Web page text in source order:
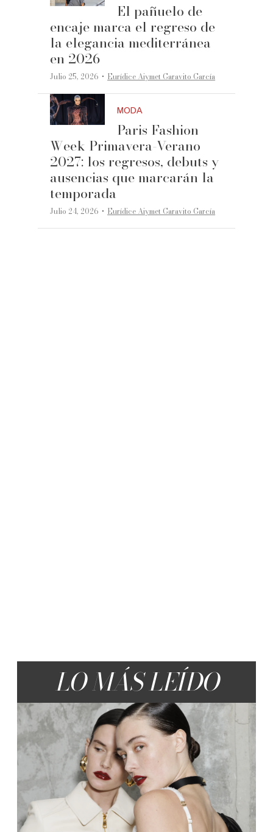
El pañuelo de
encaje marca el regreso de
la elegancia mediterránea
en 2026
Julio 25, 2026 ·Eurídice Aiymet Garavito García
MODA
Paris Fashion
Week Primavera-Verano
2027: los regresos, debuts y
ausencias que marcarán la
temporada
Julio 24, 2026 ·Eurídice Aiymet Garavito García
LO MÁS LEÍDO